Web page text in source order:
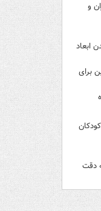
و
ابعاد
برای
دقت